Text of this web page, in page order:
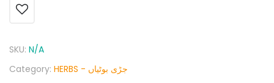
SKU: N/A
Category:
HERBS - جڑی بوٹیاں